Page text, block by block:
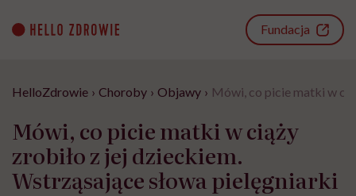
content
Fundacja
HelloZdrowie › Choroby › Objawy › Mówi, co picie matki w
Mówi, co picie matki w ciąży
zrobiło z jej dzieckiem.
Wstrząsające słowa pielęgniarki